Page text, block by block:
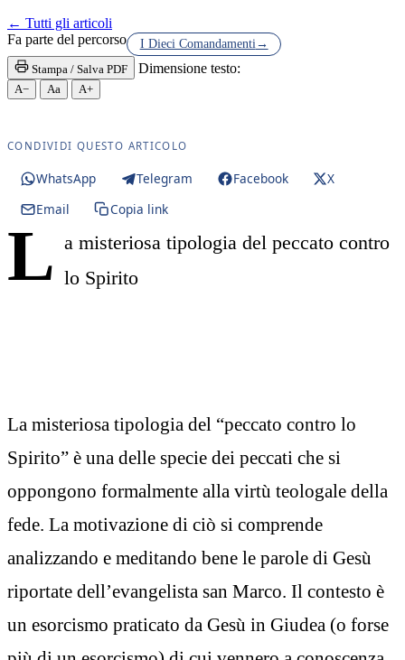
← Tutti gli articoli
Fa parte del percorso
I Dieci Comandamenti →
Stampa / Salva PDF
Dimensione testo:
A− Aa A+
CONDIVIDI QUESTO ARTICOLO
WhatsApp Telegram Facebook
X
Email
Copia link
L a misteriosa tipologia del peccato contro
lo Spirito
La misteriosa tipologia del “peccato contro lo
Spirito” è una delle specie dei peccati che si
oppongono formalmente alla virtù teologale della
fede. La motivazione di ciò si comprende
analizzando e meditando bene le parole di Gesù
riportate dell’evangelista san Marco. Il contesto è
un esorcismo praticato da Gesù in Giudea (o forse